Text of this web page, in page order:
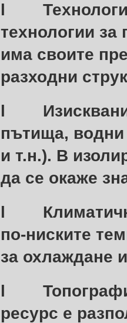
l
технологии за
има своите
разходни
l
пътища, водни
и т.н.). В
да се окаже
l
по-ниските
за охлаждане
l
ресурс е